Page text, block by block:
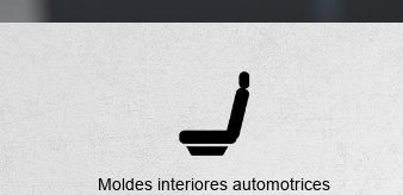
Moldes interiores automotrices